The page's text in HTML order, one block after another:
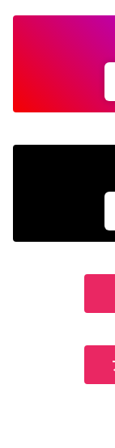
ハートフレームシリ
クマのぬいぐるみ
カーネーションベア